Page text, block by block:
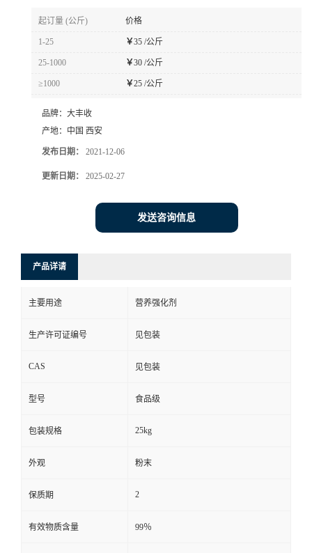
起订量 (公斤) 价格
1-25 ￥35 /公斤
25-1000 ￥30 /公斤
≥1000 ￥25 /公斤
品牌： 大丰收
产地： 中国 西安
发布日期： 2021-12-06
更新日期： 2025-02-27
发送咨询信息
产品详请
主要用途 营养强化剂
生产许可证编号 见包装
CAS 见包装
型号 食品级
包装规格 25kg
外观 粉末
保质期 2
有效物质含量 99％